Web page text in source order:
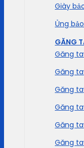
Giày
Ủng
GĂNG
Găng
Găng
Găng
Găng
Găng
Găng